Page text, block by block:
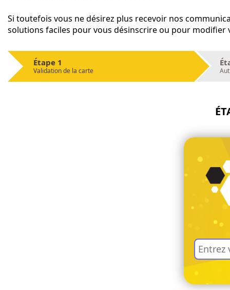
Si toutefois vous ne désirez plus recevoir nos
solutions faciles pour vous désinscrire ou pour modifier
Étape 1
Validation de la carte